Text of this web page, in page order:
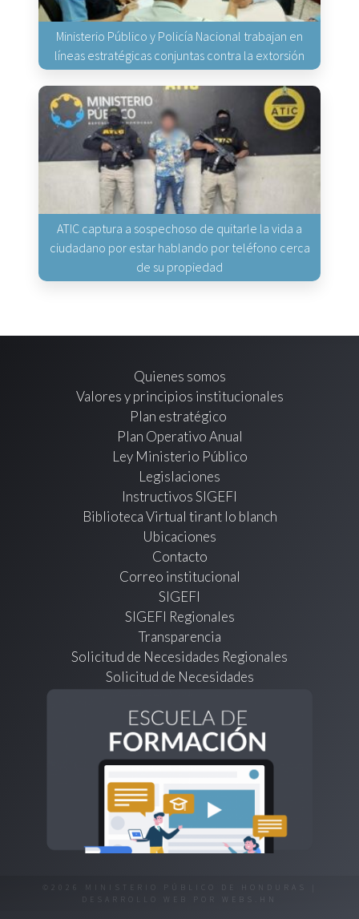
Ministerio Público y Policía Nacional trabajan en
líneas estratégicas conjuntas contra la extorsión
ATIC captura a sospechoso de quitarle la vida a
ciudadano por estar hablando por teléfono cerca
de su propiedad
Quienes somos
Valores y principios institucionales
Plan estratégico
Plan Operativo Anual
Ley Ministerio Público
Legislaciones
Instructivos SIGEFI
Biblioteca Virtual tirant lo blanch
Ubicaciones
Contacto
Correo institucional
SIGEFI
SIGEFI Regionales
Transparencia
Solicitud de Necesidades Regionales
Solicitud de Necesidades
©2026 MINISTERIO PÚBLICO DE HONDURAS |
DESARROLLO WEB POR
WEBS.HN